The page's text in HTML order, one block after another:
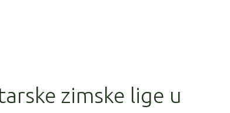
zimske lige u